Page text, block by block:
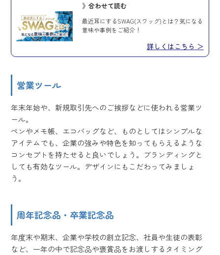
》合わせて読む
最近耳にするSWAG(スワッグ)とは？気になる
意味や事例をご紹介！
詳しくはこちら ＞
営業ツール
年末年始や、新規取引先へのご挨拶などに使われる営業ツ
ール。
ペンやメモ帳、エコバッグなど、ものとしてはシンプルな
アイテムでも、企業の強みや特色を知ってもらえるような
コンセプトを持たせると良いでしょう。ブランディングと
しても有効なツール。デザインにもこだわってみましょ
う。
周年記念品・卒業記念品
年度末や期末、企業や学校の創立記念、社員や生徒の表彰
など、一年の中で記念品や褒賞品をお渡しするタイミング